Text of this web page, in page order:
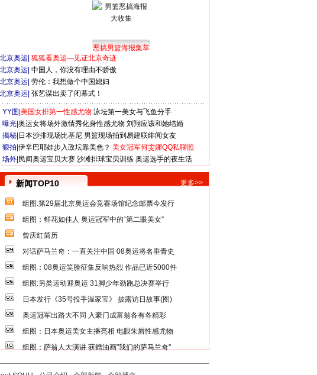
恶搞男篮海报集萃
北京奥运 狐狐看奥运—见证北京奇迹
北京奥运 中国人，你没有理由不骄傲
北京奥运 劳伦：我想做个中国媳妇
北京奥运 张艺谋出卖了闭幕式！
YY图| 美国女排第一性感尤物 泳坛第一美女与飞鱼分手
曝光| 奥运女将场外激情秀化身性感尤物 刘翔应该和她结婚
揭秘| 日本沙排现场比基尼 男篮现场拍到易建联绯闻女友
狠拍| 伊辛巴耶娃步入政坛靠美色？ 美女冠军何雯娜QQ私聊照
场外| 民间奥运宝贝大赛 沙滩排球宝贝训练 奥运选手的夜生活
新闻TOP10 更多>>
组图:第29届北京奥运会竞赛场馆纪念邮票今发行
组图：鲜花如佳人 奥运冠军中的“第二眼美女”
曾庆红简历
对话萨马兰奇：一直关注中国 08奥运将名垂青史
组图：08奥运笑脸征集反响热烈 作品已近5000件
组图:另类运动迎奥运 31脚少年劲跑总决赛举行
日本发行《35号投手温家宝》 披露访日故事(图)
奥运冠军出路大不同 入豪门成富翁各有各精彩
组图：日本奥运美女主播亮相 电眼朱唇性感尤物
组图：萨翁人大演讲 获赠油画"我们的萨马兰奇"